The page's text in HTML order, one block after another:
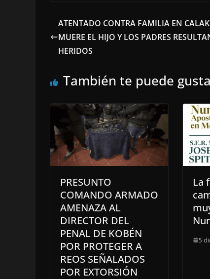
ATENTADO CONTRA FAMILIA EN
MUERE EL HIJO Y LOS PADRES
HERIDOS
También te puede
PRESUNTO
COMANDO ARMADO
AMENAZA AL
DIRECTOR DEL
PENAL DE KOBÉN
POR PROTEGER A
REOS SEÑALADOS
POR EXTORSIÓN
La
5